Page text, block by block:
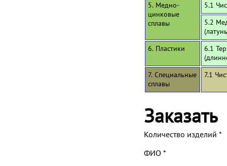
5. Медно-
цинковые
сплавы
5.1
5.2
6. Пластики
6.1
7. Специальные
сплавы
7.1
Заказать
Количество изделий *
ФИО *